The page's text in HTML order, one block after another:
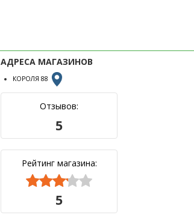
АДРЕСА МАГАЗИНОВ
КОРОЛЯ 88
Отзывов:
5
Рейтинг магазина:



5